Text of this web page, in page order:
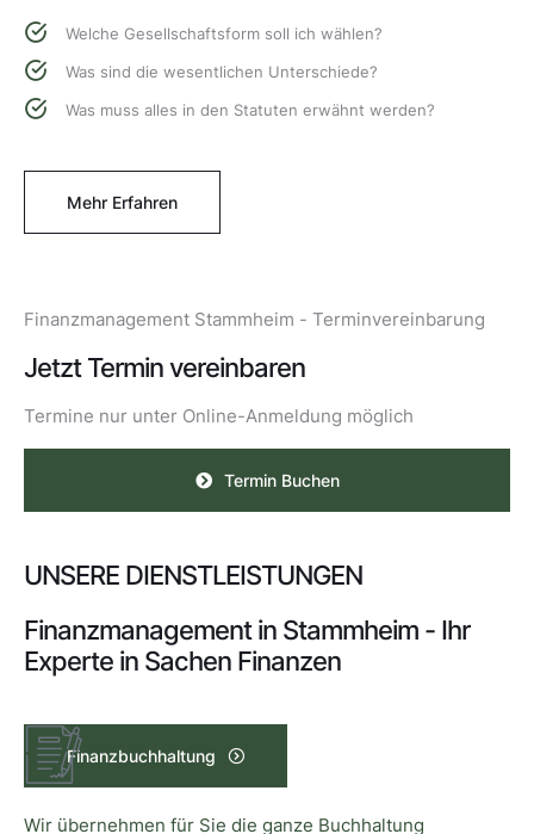
Welche Gesellschaftsform soll ich wählen?
Was sind die wesentlichen Unterschiede?
Was muss alles in den Statuten erwähnt werden?
Mehr Erfahren
Finanzmanagement Stammheim - Terminvereinbarung
Jetzt Termin vereinbaren
Termine nur unter Online-Anmeldung möglich
Termin Buchen
UNSERE DIENSTLEISTUNGEN
Finanzmanagement in Stammheim - Ihr
Experte in Sachen Finanzen
Finanzbuchhaltung
Wir übernehmen für Sie die ganze Buchhaltung